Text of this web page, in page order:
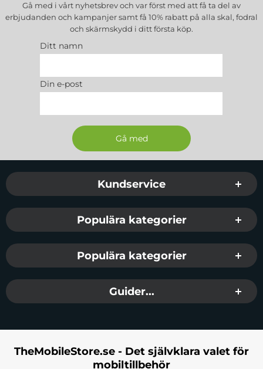
Gå med i vårt nyhetsbrev och var först med att få ta del av
erbjudanden och kampanjer samt få 10% rabatt på alla skal, fodral
och skärmskydd i ditt första köp.
Ditt namn
Din e-post
Sidfot Blandad info och länkar
Kundservice
Populära kategorier
Populära kategorier
Guider...
TheMobileStore.se - Det självklara valet för
mobiltillbehör